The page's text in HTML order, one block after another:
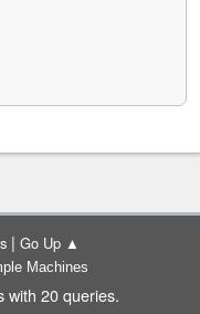
| Go Up ▲
Machines
with 20 queries.